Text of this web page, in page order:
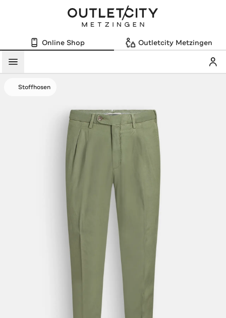
Online Shop Outletcity Metzingen
Menü
Stoffhosen